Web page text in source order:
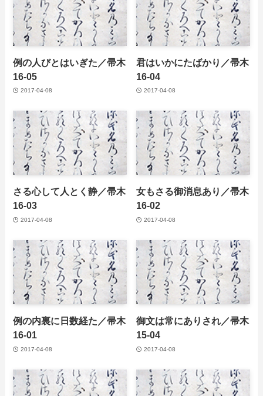
例の人びとはいぎた／帚木
16-05
2017-04-08
君はいかにたばかり／帚木
16-04
2017-04-08
さる心して人とく静／帚木
16-03
2017-04-08
女もさる御消息あり／帚木
16-02
2017-04-08
例の内裏に日数経た／帚木
16-01
2017-04-08
御文は常にありされ／帚木
15-04
2017-04-08